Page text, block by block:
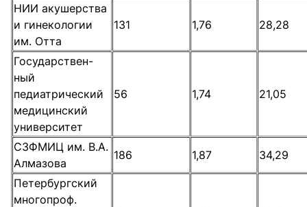
НИИ акушерства
и гинекологии
им. Отта
131 1,76 28,28
Государствен-
ный
педиатрический
медицинский
университет
56 1,74 21,05
СЗФМИЦ им. В.А.
Алмазова
186 1,87 34,29
Петербургский
многопроф.